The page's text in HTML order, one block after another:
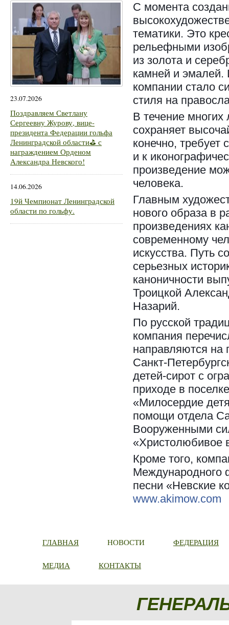
23.07.2026
Поздравляем Светлану
Сергеевну Журову, вице-
президента Федерации гольфа
Ленинградской области⛳ с
награждением Орденом
Александра Невского!
14.06.2026
19й Чемпионат Ленинградской
области по гольфу.
С момента
тематики. Это
рельефными
из золота и
камней и эмалей.
компании стало
стиля на
В течение
сохраняет
конечно, требует
и к
произведение
человека.
Главным
нового образа в
произведениях
современному
искусства. Путь
серьезных
каноничности
Троицкой
Назарий.
По русской
компания
направляются на
Санкт-
детей-сирот с
приходе в
«Милосердие
помощи отдела
Вооруженными
«Христолюбивое
Кроме того,
Международного
песни «Невские
www.akimow.com
ГЛАВНАЯ НОВОСТИ ФЕДЕРАЦИЯ
МЕДИА КОНТАКТЫ